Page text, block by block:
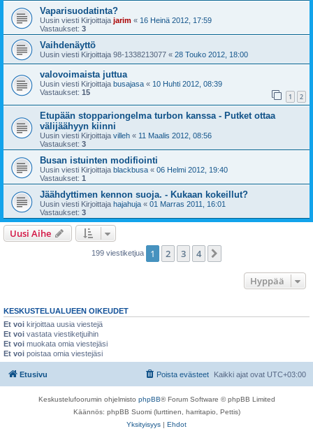
Vaparisuodatinta?
Uusin viesti Kirjoittaja jarim « 16 Heinä 2012, 17:59
Vastaukset: 3
Vaihdenäyttö
Uusin viesti Kirjoittaja 98-1338213077 « 28 Touko 2012, 18:00
valovoimaista juttua
Uusin viesti Kirjoittaja busajasa « 10 Huhti 2012, 08:39
Vastaukset: 15 1 2
Etupään stoppariongelma turbon kanssa - Putket ottaa
välijäähyyn kiinni
Uusin viesti Kirjoittaja villeh « 11 Maalis 2012, 08:56
Vastaukset: 3
Busan istuinten modifiointi
Uusin viesti Kirjoittaja blackbusa « 06 Helmi 2012, 19:40
Vastaukset: 1
Jäähdyttimen kennon suoja. - Kukaan kokeillut?
Uusin viesti Kirjoittaja hajahuja « 01 Marras 2011, 16:01
Vastaukset: 3
Uusi Aihe
199 viestiketjua 1 2 3 4
Hyppää
KESKUSTELUALUEEN OIKEUDET
Et voi kirjoittaa uusia viestejä
Et voi vastata viestiketjuihin
Et voi muokata omia viestejäsi
Et voi poistaa omia viestejäsi
Etusivu Kaikki ajat ovat UTC+03:00
Poista evästeet
Keskustelufoorumin ohjelmisto phpBB® Forum Software © phpBB Limited
Käännös: phpBB Suomi (lurttinen, harritapio, Pettis)
Yksityisyys
Ehdot